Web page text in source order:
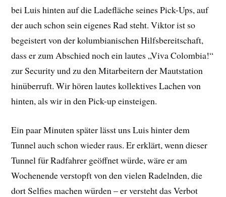
bei Luis hinten auf die Ladefläche seines Pick-Ups, auf
der auch schon sein eigenes Rad steht. Viktor ist so
begeistert von der kolumbianischen Hilfsbereitschaft,
dass er zum Abschied noch ein lautes „Viva Colombia!“
zur Security und zu den Mitarbeitern der Mautstation
hinüberruft. Wir hören lautes kollektives Lachen von
hinten, als wir in den Pick-up einsteigen.
Ein paar Minuten später lässt uns Luis hinter dem
Tunnel auch schon wieder raus. Er erklärt, wenn dieser
Tunnel für Radfahrer geöffnet würde, wäre er am
Wochenende verstopft von den vielen Radelnden, die
dort Selfies machen würden – er versteht das Verbot